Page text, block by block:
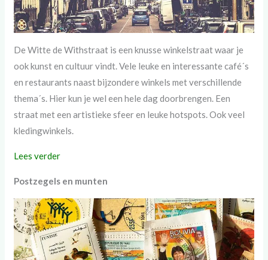
De Witte de Withstraat is een knusse winkelstraat waar je
ook kunst en cultuur vindt. Vele leuke en interessante café´s
en restaurants naast bijzondere winkels met verschillende
thema´s. Hier kun je wel een hele dag doorbrengen. Een
straat met een artistieke sfeer en leuke hotspots. Ook veel
kledingwinkels.
Lees verder
Postzegels en munten